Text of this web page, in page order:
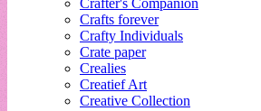
Crafts forever
Crafty Individuals
Crate paper
Crealies
Creatief Art
Creative Collection